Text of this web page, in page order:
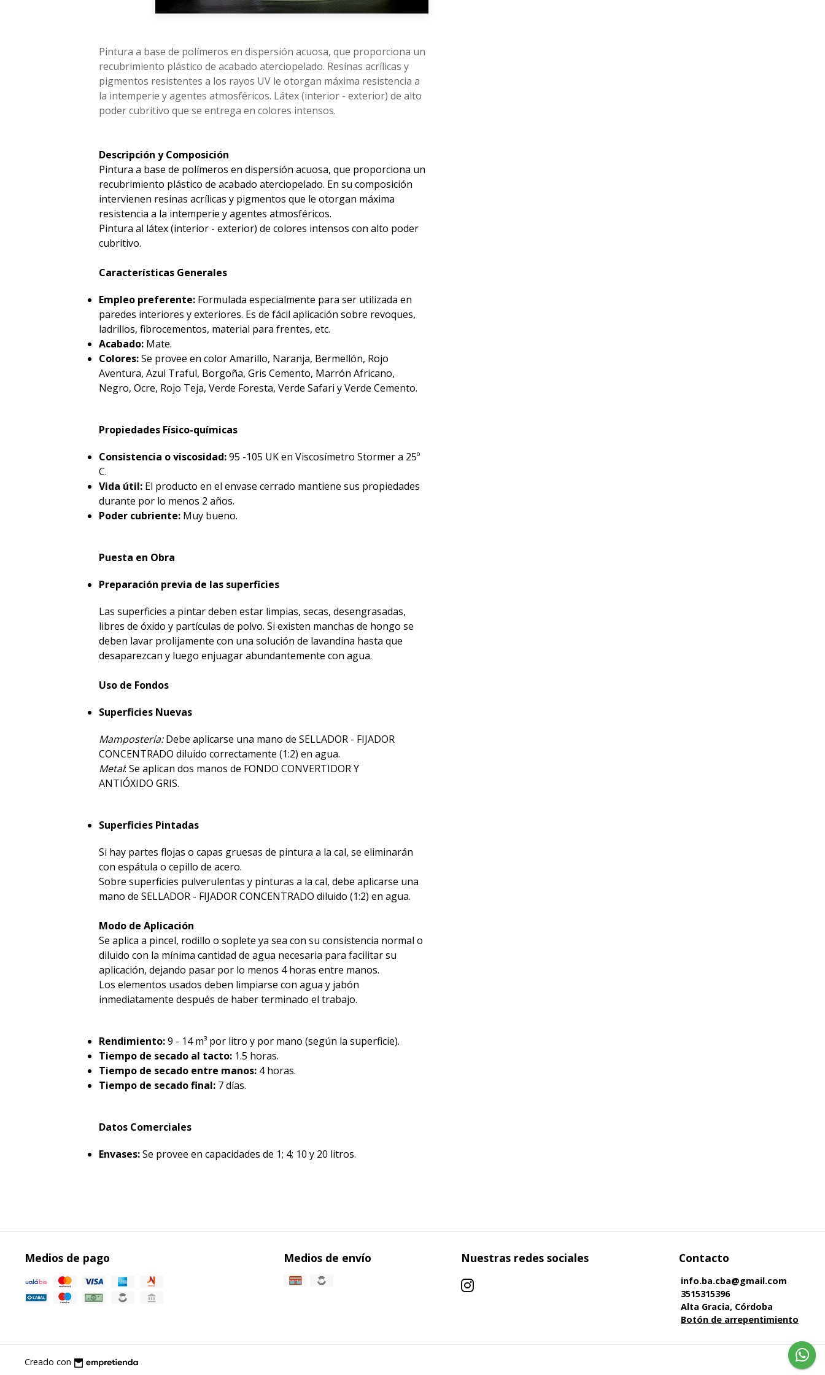
Pintura a base de polímeros en dispersión acuosa, que proporciona un
recubrimiento plástico de acabado aterciopelado. Resinas acrílicas y
pigmentos resistentes a los rayos UV le otorgan máxima resistencia a
la intemperie y agentes atmosféricos. Látex (interior - exterior) de alto
poder cubritivo que se entrega en colores intensos.
Descripción y Composición
Pintura a base de polímeros en dispersión acuosa, que proporciona un
recubrimiento plástico de acabado aterciopelado. En su composición
intervienen resinas acrílicas y pigmentos que le otorgan máxima
resistencia a la intemperie y agentes atmosféricos.
Pintura al látex (interior - exterior) de colores intensos con alto poder
cubritivo.
Características Generales
Empleo preferente: Formulada especialmente para ser utilizada en
paredes interiores y exteriores. Es de fácil aplicación sobre revoques,
ladrillos, fibrocementos, material para frentes, etc.
Acabado: Mate.
Colores:Se provee en color Amarillo, Naranja, Bermellón, Rojo
Aventura, Azul Traful, Borgoña, Gris Cemento, Marrón Africano,
Negro, Ocre, Rojo Teja, Verde Foresta, Verde Safari y Verde Cemento.
Propiedades Físico-químicas
Consistencia o viscosidad:95 -105 UK en Viscosímetro Stormer a 25º
C.
Vida útil: El producto en el envase cerrado mantiene sus propiedades
durante por lo menos 2 años.
Poder cubriente: Muy bueno.
Puesta en Obra
Preparación previa de las superficies
Las superficies a pintar deben estar limpias, secas, desengrasadas,
libres de óxido y partículas de polvo. Si existen manchas de hongo se
deben lavar prolijamente con una solución de lavandina hasta que
desaparezcan y luego enjuagar abundantemente con agua.
Uso de Fondos
Superficies Nuevas
Mampostería:Debe aplicarse una mano de SELLADOR - FIJADOR
CONCENTRADO diluido correctamente (1:2) en agua.
Metal: Se aplican dos manos de FONDO CONVERTIDOR Y
ANTIÓXIDO GRIS.
Superficies Pintadas
Si hay partes flojas o capas gruesas de pintura a la cal, se eliminarán
con espátula o cepillo de acero.
Sobre superficies pulverulentas y pinturas a la cal, debe aplicarse una
mano de SELLADOR - FIJADOR CONCENTRADO diluido (1:2) en agua.
Modo de Aplicación
Se aplica a pincel, rodillo o soplete ya sea con su consistencia normal o
diluido con la mínima cantidad de agua necesaria para facilitar su
aplicación, dejando pasar por lo menos 4 horas entre manos.
Los elementos usados deben limpiarse con agua y jabón
inmediatamente después de haber terminado el trabajo.
Rendimiento:9 - 14 m³ por litro y por mano (según la superficie).
Tiempo de secado al tacto: 1.5 horas.
Tiempo de secado entre manos: 4 horas.
Tiempo de secado final: 7 días.
Datos Comerciales
Envases:Se provee en capacidades de 1; 4; 10 y 20 litros.
Medios de pago Medios de envío Nuestras redes sociales Contacto
info.ba.cba@gmail.com
3515315396
Alta Gracia, Córdoba
Botón de arrepentimiento
Creado con